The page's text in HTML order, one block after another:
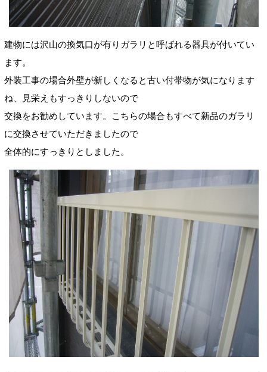
建物には沢山の換気口が有りガラリと呼ばれる器具が付いてい
ます。
外装工事の場合外壁が新しくなると古い付帯物が気になります
ね、見栄えもすっきりしないので
交換をお勧めしています。こちらの場合もすべて新品のガラリ
に交換させていただきましたので
全体的にすっきりとしました。